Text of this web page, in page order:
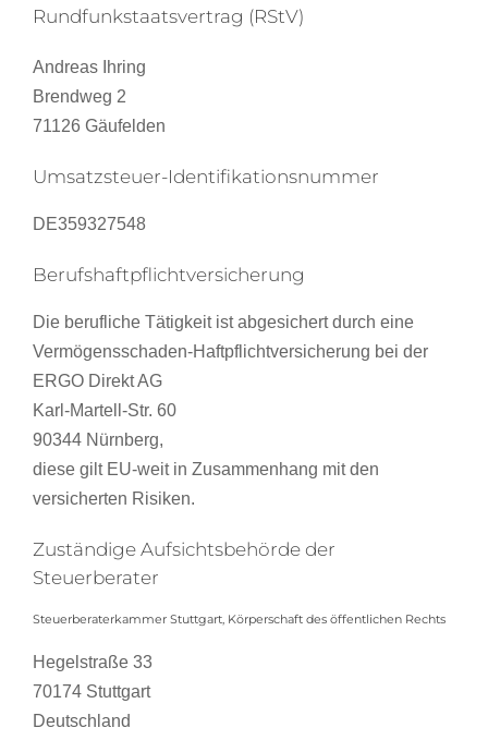
Rundfunkstaatsvertrag (RStV)
Andreas Ihring
Brendweg 2
71126 Gäufelden
Umsatzsteuer-Identifikationsnummer
DE359327548
Berufshaftpflichtversicherung
Die berufliche Tätigkeit ist abgesichert durch eine
Vermögensschaden-Haftpflichtversicherung bei der
ERGO Direkt AG
Karl-Martell-Str. 60
90344 Nürnberg,
diese gilt EU-weit in Zusammenhang mit den
versicherten Risiken.
Zuständige Aufsichtsbehörde der
Steuerberater
Steuerberaterkammer Stuttgart, Körperschaft des öffentlichen Rechts
Hegelstraße 33
70174 Stuttgart
Deutschland